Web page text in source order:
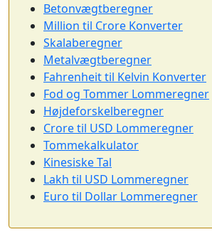
Betonvægtberegner
Million til Crore Konverter
Skalaberegner
Metalvægtberegner
Fahrenheit til Kelvin Konverter
Fod og Tommer Lommeregner
Højdeforskelberegner
Crore til USD Lommeregner
Tommekalkulator
Kinesiske Tal
Lakh til USD Lommeregner
Euro til Dollar Lommeregner